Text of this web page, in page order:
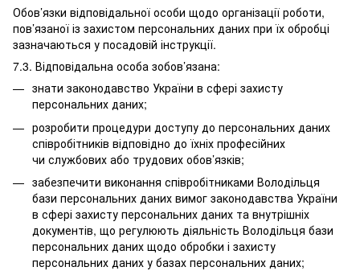
Обов’язки відповідальної особи щодо організації роботи,
пов’язаної із захистом персональних даних при їх обробці
зазначаються у посадовій інструкції.
7.3. Відповідальна особа зобов’язана:
знати законодавство України в сфері захисту
персональних даних;
розробити процедури доступу до персональних даних
співробітників відповідно до їхніх професійних
чи службових або трудових обов’язків;
забезпечити виконання співробітниками Володільця
бази персональних даних вимог законодавства України
в сфері захисту персональних даних та внутрішніх
документів, що регулюють діяльність Володільця бази
персональних даних щодо обробки і захисту
персональних даних у базах персональних даних;